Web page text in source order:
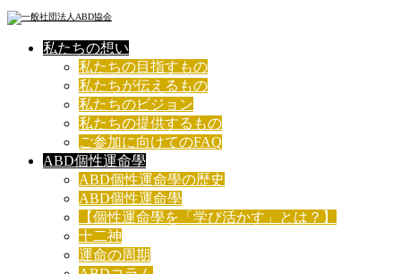
私たちの想い
私たちの目指すもの
私たちが伝えるもの
私たちのビジョン
私たちの提供するもの
ご参加に向けてのFAQ
ABD個性運命學
ABD個性運命學の歴史
ABD個性運命學
【個性運命學を「学び活かす」とは？】
十二神
運命の周期